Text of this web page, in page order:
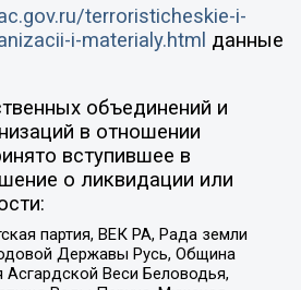
terroristicheskie-i-
i-materialy.html данные
объединений и
в отношении
вступившее в
о ликвидации или
партия, ВЕК РА, Рада земли
Державы Русь, Община
Асгардской Веси Беловодья,